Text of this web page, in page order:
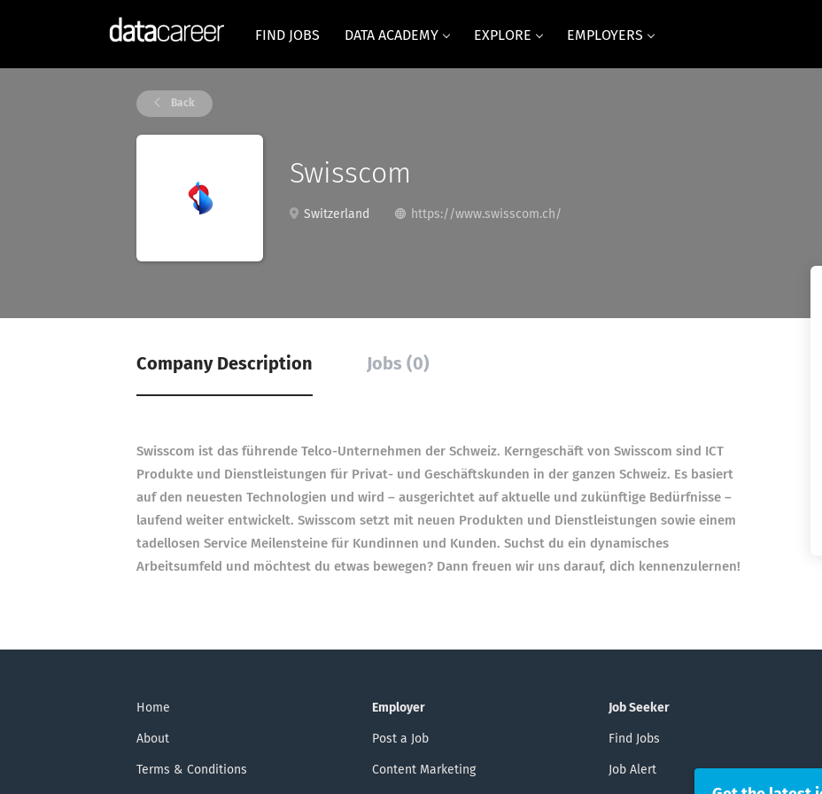
FIND JOBS DATA ACADEMY EXPLORE EMPLOYERS
Back
Swisscom
Switzerland https://www.swisscom.ch/
Company Description Jobs (0)
Swisscom ist das führende Telco-Unternehmen der Schweiz. Kerngeschäft von Swisscom sind ICT
Produkte und Dienstleistungen für Privat- und Geschäftskunden in der ganzen Schweiz. Es basiert
auf den neuesten Technologien und wird – ausgerichtet auf aktuelle und zukünftige Bedürfnisse –
laufend weiter entwickelt. Swisscom setzt mit neuen Produkten und Dienstleistungen sowie einem
tadellosen Service Meilensteine für Kundinnen und Kunden. Suchst du ein dynamisches
Arbeitsumfeld und möchtest du etwas bewegen? Dann freuen wir uns darauf, dich kennenzulernen!
Home
About
Terms & Conditions
Employer
Post a Job
Content Marketing
Job Seeker
Find Jobs
Job Alert